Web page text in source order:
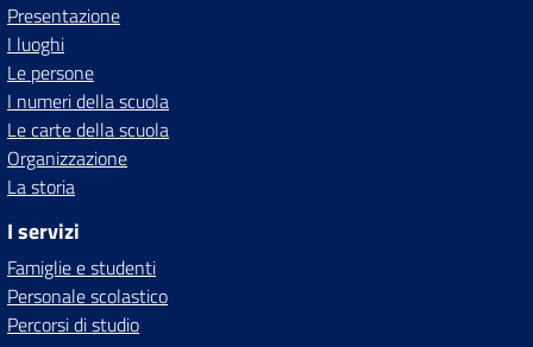
Presentazione
I luoghi
Le persone
I numeri della scuola
Le carte della scuola
Organizzazione
La storia
I servizi
Famiglie e studenti
Personale scolastico
Percorsi di studio